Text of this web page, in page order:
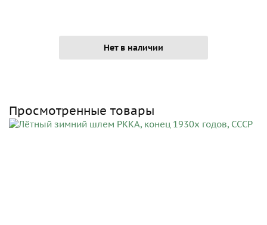
Нет в наличии
Просмотренные товары